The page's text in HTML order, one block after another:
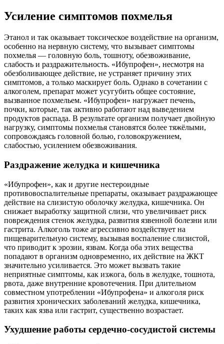
Усиление симптомов похмелья
Этанол и так оказывает токсическое воздействие на организм,
особенно на нервную систему, что вызывает симптомы
похмелья — головную боль, тошноту, обезвоживание,
слабость и раздражительность. «Ибупрофен», несмотря на
обезболивающее действие, не устраняет причину этих
симптомов, а только маскирует боль. Однако в сочетании с
алкоголем, препарат может усугубить общее состояние,
вызванное похмельем. «Ибупрофен» нагружает печень,
почки, которые, так активно работают над выведением
продуктов распада. В результате организм получает двойную
нагрузку, симптомы похмелья становятся более тяжёлыми,
сопровождаясь головной болью, головокружением,
слабостью, усилением обезвоживания.
Раздражение желудка и кишечника
«Ибупрофен», как и другие нестероидные
противовоспалительные препараты, оказывает раздражающее
действие на слизистую оболочку желудка, кишечника. Он
снижает выработку защитной слизи, что увеличивает риск
повреждения стенок желудка, развития язвенной болезни или
гастрита. Алкоголь тоже агрессивно воздействует на
пищеварительную систему, вызывая воспаление слизистой,
что приводит к эрозии, язвам. Когда оба этих вещества
попадают в организм одновременно, их действие на ЖКТ
значительно усиливается. Это может вызвать такие
неприятные симптомы, как изжога, боль в желудке, тошнота,
рвота, даже внутренние кровотечения. При длительном
совместном употреблении «Ибупрофена» и алкоголя риск
развития хронических заболеваний желудка, кишечника,
таких как язва или гастрит, существенно возрастает.
Ухудшение работы сердечно-сосудистой системы